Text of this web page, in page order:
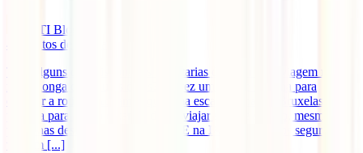
IATI Blog
minutos de leitura
Tens alguns dias disponíveis e gostarias de fazer uma viagem não
muito longa e procuras dicas? Talvez um fim de semana para
quebrar a rotina? Achamos que uma escapadinha em Bruxelas é
perfeita para ti! No entanto, deves viajar sempre seguro, mesmo em
pequenas deslocações na Europa! E na IATI Seguros os seguros de
viagem [...]